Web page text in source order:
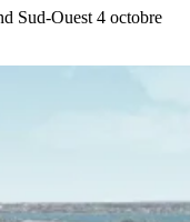
Sud-Ouest 4 octobre